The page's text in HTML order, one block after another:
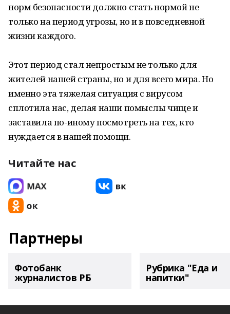
норм безопасности должно стать нормой не
только на период угрозы, но и в повседневной
жизни каждого.
Этот период стал непростым не только для
жителей нашей страны, но и для всего мира. Но
именно эта тяжелая ситуация с вирусом
сплотила нас, делая наши помыслы чище и
заставила по-иному посмотреть на тех, кто
нуждается в нашей помощи.
Читайте нас
Партнеры
Фотобанк
журналистов РБ
Рубрика "Еда и
напитки"